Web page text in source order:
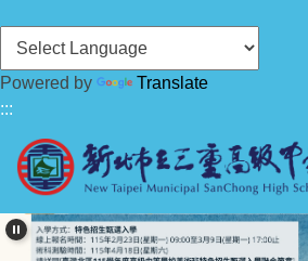
到
主
要
內
容
區
Powered by
Translate
:::